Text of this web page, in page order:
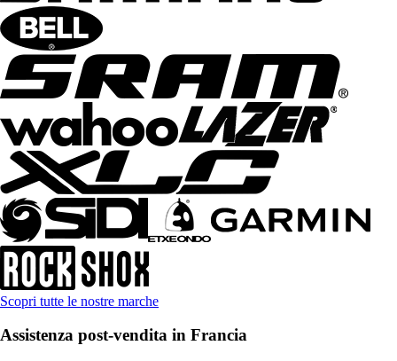
Scopri tutte le nostre marche
Assistenza post-vendita in Francia